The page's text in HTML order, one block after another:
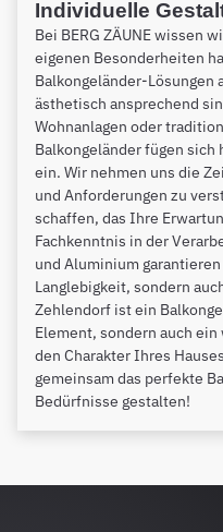
Individuelle
Bei BERG ZÄUNE wissen
eigenen Besonderheiten
Balkongeländer-Lösungen
ästhetisch ansprechend
Wohnanlagen oder
Balkongeländer fügen
ein. Wir nehmen uns die
und Anforderungen zu
schaffen, das Ihre
Fachkenntnis in der
und Aluminium
Langlebigkeit, sondern
Zehlendorf ist ein
Element, sondern auch
den Charakter Ihres
gemeinsam das perfekte
Bedürfnisse gestalten!